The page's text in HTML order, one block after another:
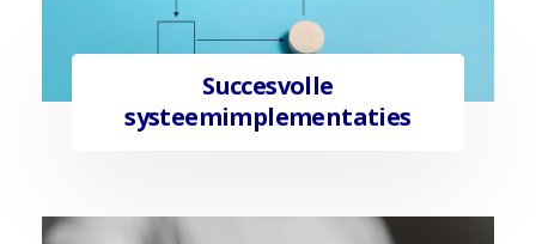
Succesvolle
systeemimplementaties